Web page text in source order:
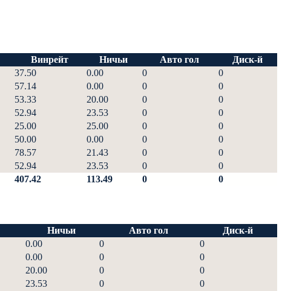
Винрейт Ничьи Авто гол
Диск-й
37.50 0.00 0
0
57.14 0.00 0
0
53.33 20.00 0
0
52.94 23.53 0
0
25.00 25.00 0
0
50.00 0.00 0
0
78.57 21.43 0
0
52.94 23.53 0
0
407.42 113.49 0 0
Ничьи Авто гол
Диск-й
0.00 0
0
0.00 0
0
20.00 0
0
23.53 0 0